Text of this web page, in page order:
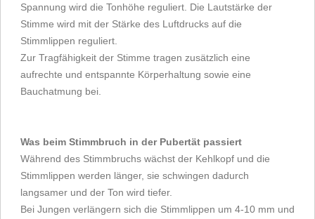
Spannung wird die Tonhöhe reguliert. Die Lautstärke der
Stimme wird mit der Stärke des Luftdrucks auf die
Stimmlippen reguliert.
Zur Tragfähigkeit der Stimme tragen zusätzlich eine
aufrechte und entspannte Körperhaltung sowie eine
Bauchatmung bei.
Was beim Stimmbruch in der Pubertät passiert
Während des Stimmbruchs wächst der Kehlkopf und die
Stimmlippen werden länger, sie schwingen dadurch
langsamer und der Ton wird tiefer.
Bei Jungen verlängern sich die Stimmlippen um 4-10 mm und